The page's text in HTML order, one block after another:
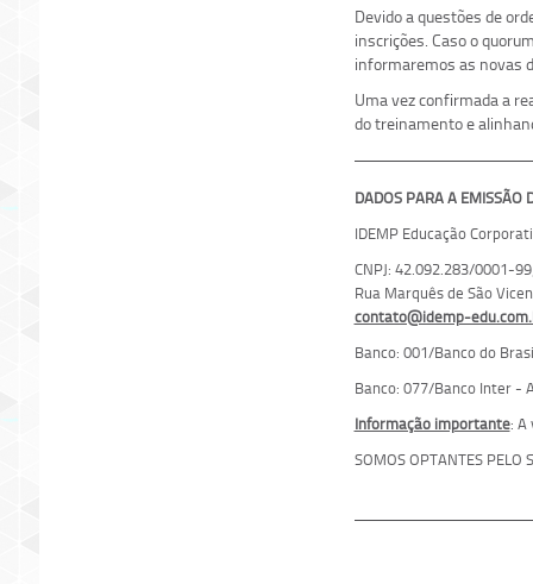
Devido a questões de
inscrições. Caso o
informaremos as novas
Uma vez confirmada a
do treinamento e
DADOS PARA A
IDEMP Educação
CNPJ: 42.092.283/0001-
Rua Marquês de São
contato@idemp-
Banco: 001/Banco do
Banco: 077/Banco Inter -
Informação importante: A
SOMOS OPTANTES PELO